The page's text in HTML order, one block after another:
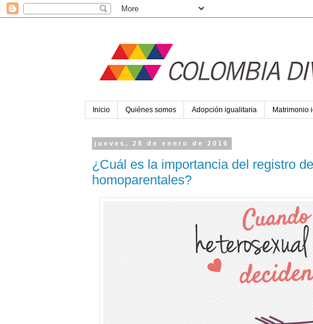
Inicio Quiénes somos Adopción igualitaria Matrimonio
jueves, 28 de enero de 2016
¿Cuál es la importancia del registro
homoparentales?